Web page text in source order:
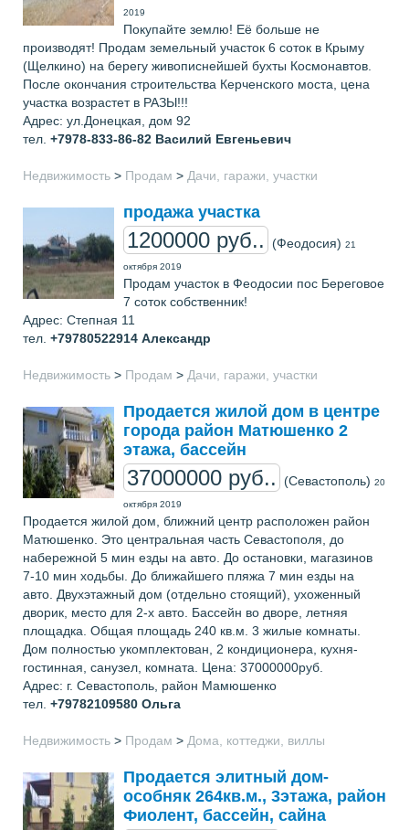
2019
Покупайте землю! Её больше не
производят! Продам земельный участок 6 соток в Крыму
(Щелкино) на берегу живописнейшей бухты Космонавтов.
После окончания строительства Керченского моста, цена
участка возрастет в РАЗЫ!!!
Адрес: ул.Донецкая, дом 92
тел. +7978-833-86-82 Василий Евгеньевич
Недвижимость > Продам > Дачи, гаражи, участки
продажа участка
1200000 руб.. (Феодосия) 21
октября 2019
Продам участок в Феодосии пос Береговое
7 соток собственник!
Адрес: Степная 11
тел. +79780522914 Александр
Недвижимость > Продам > Дачи, гаражи, участки
Продается жилой дом в центре
города район Матюшенко 2
этажа, бассейн
37000000 руб.. (Севастополь) 20
октября 2019
Продается жилой дом, ближний центр расположен район
Матюшенко. Это центральная часть Севастополя, до
набережной 5 мин езды на авто. До остановки, магазинов
7-10 мин ходьбы. До ближайшего пляжа 7 мин езды на
авто. Двухэтажный дом (отдельно стоящий), ухоженный
дворик, место для 2-х авто. Бассейн во дворе, летняя
площадка. Общая площадь 240 кв.м. 3 жилые комнаты.
Дом полностью укомплектован, 2 кондиционера, кухня-
гостинная, санузел, комната. Цена: 37000000руб.
Адрес: г. Севастополь, район Мамюшенко
тел. +79782109580 Ольга
Недвижимость > Продам > Дома, коттеджи, виллы
Продается элитный дом-
особняк 264кв.м., 3этажа, район
Фиолент, бассейн, сайна